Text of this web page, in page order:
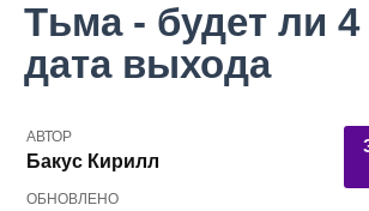
Тьма - будет ли 4
дата выхода
АВТОР
Бакус Кирилл
ОБНОВЛЕНО